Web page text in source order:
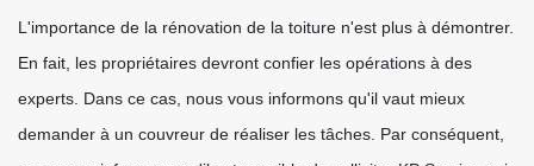
L'importance de la rénovation de la toiture n'est plus à démontrer.
En fait, les propriétaires devront confier les opérations à des
experts. Dans ce cas, nous vous informons qu'il vaut mieux
demander à un couvreur de réaliser les tâches. Par conséquent,